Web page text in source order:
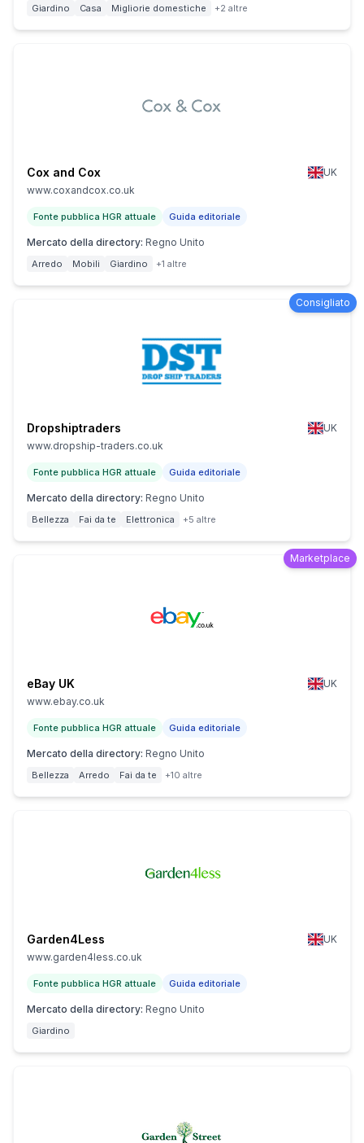
Giardino Casa Migliorie domestiche +2 altre
Cox and Cox
UK
www.coxandcox.co.uk
Fonte pubblica HGR attuale Guida editoriale
Mercato della directory: Regno Unito
Arredo Mobili Giardino +1 altre
Consigliato
Dropshiptraders
UK
www.dropship-traders.co.uk
Fonte pubblica HGR attuale Guida editoriale
Mercato della directory: Regno Unito
Bellezza Fai da te Elettronica +5 altre
Marketplace
eBay UK
UK
www.ebay.co.uk
Fonte pubblica HGR attuale Guida editoriale
Mercato della directory: Regno Unito
Bellezza Arredo Fai da te +10 altre
Garden4Less
UK
www.garden4less.co.uk
Fonte pubblica HGR attuale Guida editoriale
Mercato della directory: Regno Unito
Giardino